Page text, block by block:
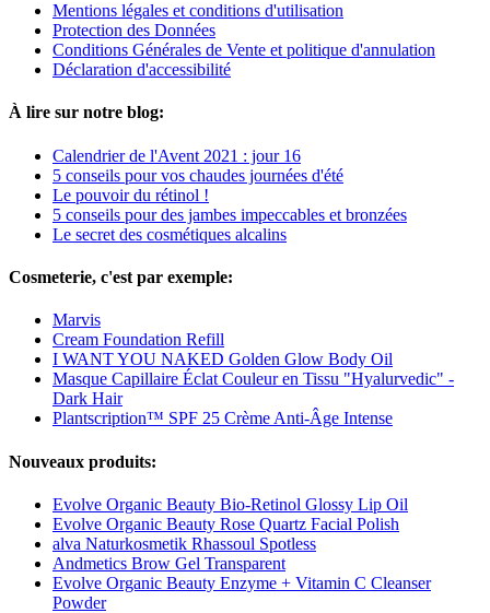
Mentions légales et conditions d'utilisation
Protection des Données
Conditions Générales de Vente et politique d'annulation
Déclaration d'accessibilité
À lire sur notre blog:
Calendrier de l'Avent 2021 : jour 16
5 conseils pour vos chaudes journées d'été
Le pouvoir du rétinol !
5 conseils pour des jambes impeccables et bronzées
Le secret des cosmétiques alcalins
Cosmeterie, c'est par exemple:
Marvis
Cream Foundation Refill
I WANT YOU NAKED Golden Glow Body Oil
Masque Capillaire Éclat Couleur en Tissu "Hyalurvedic" -
Dark Hair
Plantscription™ SPF 25 Crème Anti-Âge Intense
Nouveaux produits:
Evolve Organic Beauty Bio-Retinol Glossy Lip Oil
Evolve Organic Beauty Rose Quartz Facial Polish
alva Naturkosmetik Rhassoul Spotless
Andmetics Brow Gel Transparent
Evolve Organic Beauty Enzyme + Vitamin C Cleanser
Powder